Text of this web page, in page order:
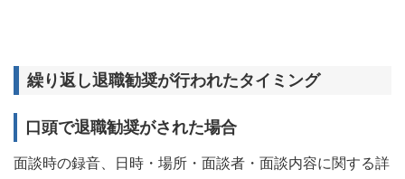
繰り返し退職勧奨が行われたタイミング
口頭で退職勧奨がされた場合
面談時の録音、日時・場所・面談者・面談内容に関する詳